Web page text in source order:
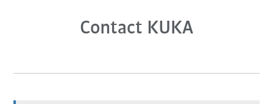
Contact KUKA